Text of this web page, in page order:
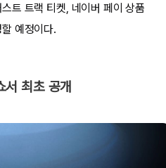
트 트랙 티켓, 네이버 페이 상품
예정이다.
최초 공개